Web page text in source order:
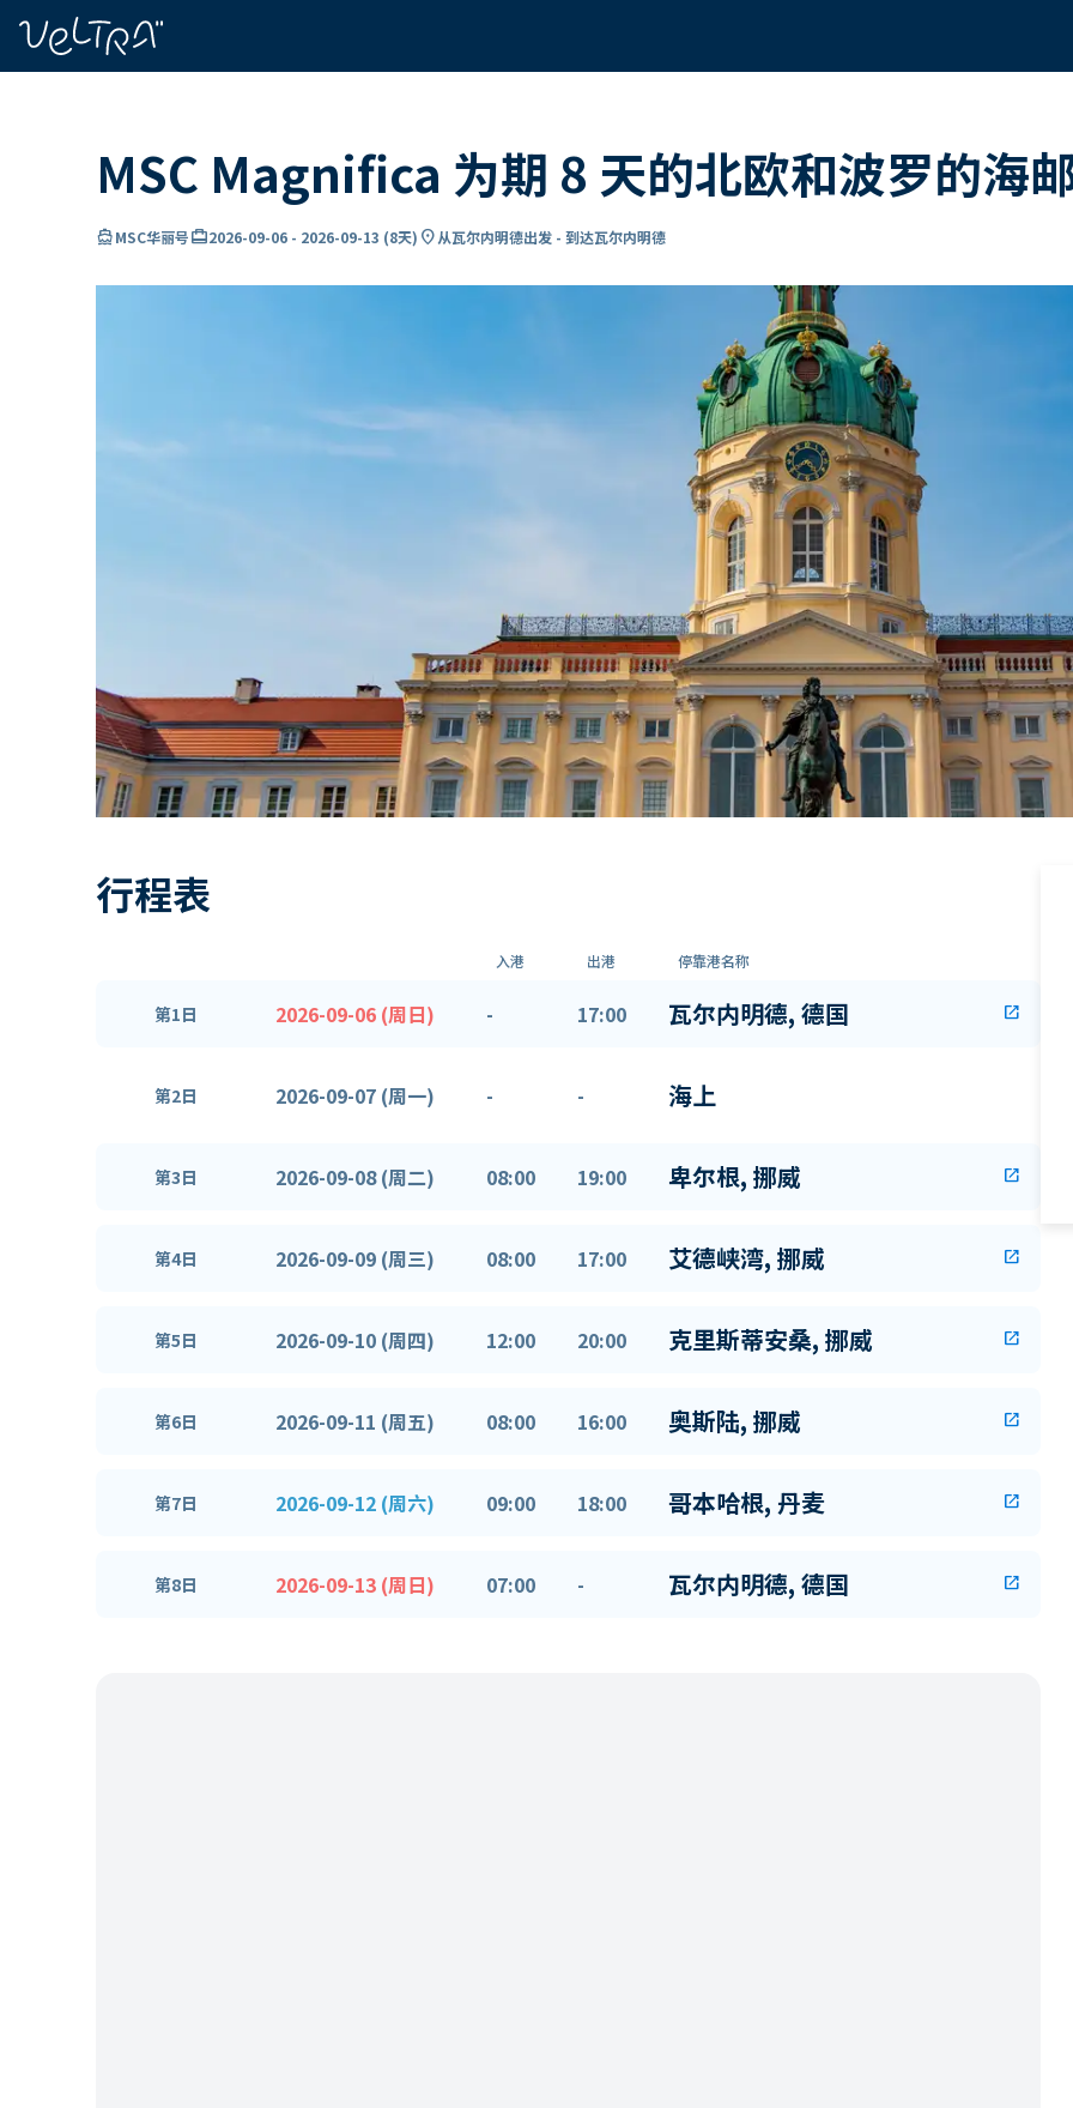
MSC Magnifica 为期 8 天的北欧和波罗的海
directions_boatMSC华丽号card_travel2026-09-06 - 2026-09-13 (8天) location_on从瓦尔内明德出发 - 到达瓦尔内明德
行程表
入港 出港 停靠港名称
第1日 2026-09-06 (周日) - 17:00 瓦尔内明德, 德国 open_in_new
第2日 2026-09-07 (周一) - - 海上
第3日 2026-09-08 (周二) 08:00 19:00 卑尔根, 挪威 open_in_new
第4日 2026-09-09 (周三) 08:00 17:00 艾德峡湾, 挪威 open_in_new
第5日 2026-09-10 (周四) 12:00 20:00 克里斯蒂安桑, 挪威 open_in_new
第6日 2026-09-11 (周五) 08:00 16:00 奥斯陆, 挪威 open_in_new
第7日 2026-09-12 (周六) 09:00 18:00 哥本哈根, 丹麦 open_in_new
第8日 2026-09-13 (周日) 07:00 - 瓦尔内明德, 德国 open_in_new